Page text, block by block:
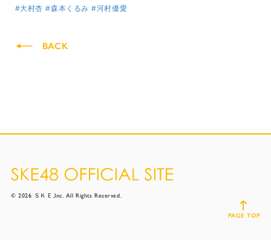
#大村杏 #森本くるみ #河村優愛
BACK
© 2026 ＳＫＥ,Inc. All Rights Reserved.
PAGE TOP